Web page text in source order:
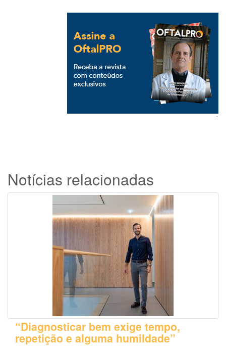
`
Notícias relacionadas
“Diagnosticar bem exige tempo,
repetição e alguma humildade”